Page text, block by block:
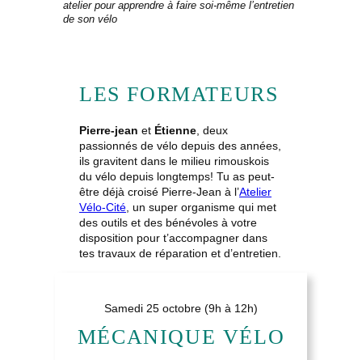
atelier pour apprendre à faire soi-même l’entretien
de son vélo
LES FORMATEURS
Pierre-jean et Étienne , deux
passionnés de vélo depuis des années,
ils gravitent dans le milieu rimouskois
du vélo depuis longtemps! Tu as peut-
être déjà croisé Pierre-Jean à l’Atelier
Vélo-Cité , un super organisme qui met
des outils et des bénévoles à votre
disposition pour t’accompagner dans
tes travaux de réparation et d’entretien.
Samedi 25 octobre (9h à 12h)
MÉCANIQUE VÉLO